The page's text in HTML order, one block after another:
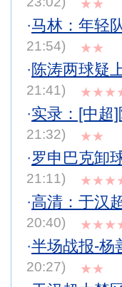
★★
·马林：年轻
21:54)
★★
·陈涛两球疑
21:41)
·实录：[中超
21:32)
★★
·罗申巴克卸
21:11)
·高清：于汉
20:40)
·半场战报-杨
20:27)
★★